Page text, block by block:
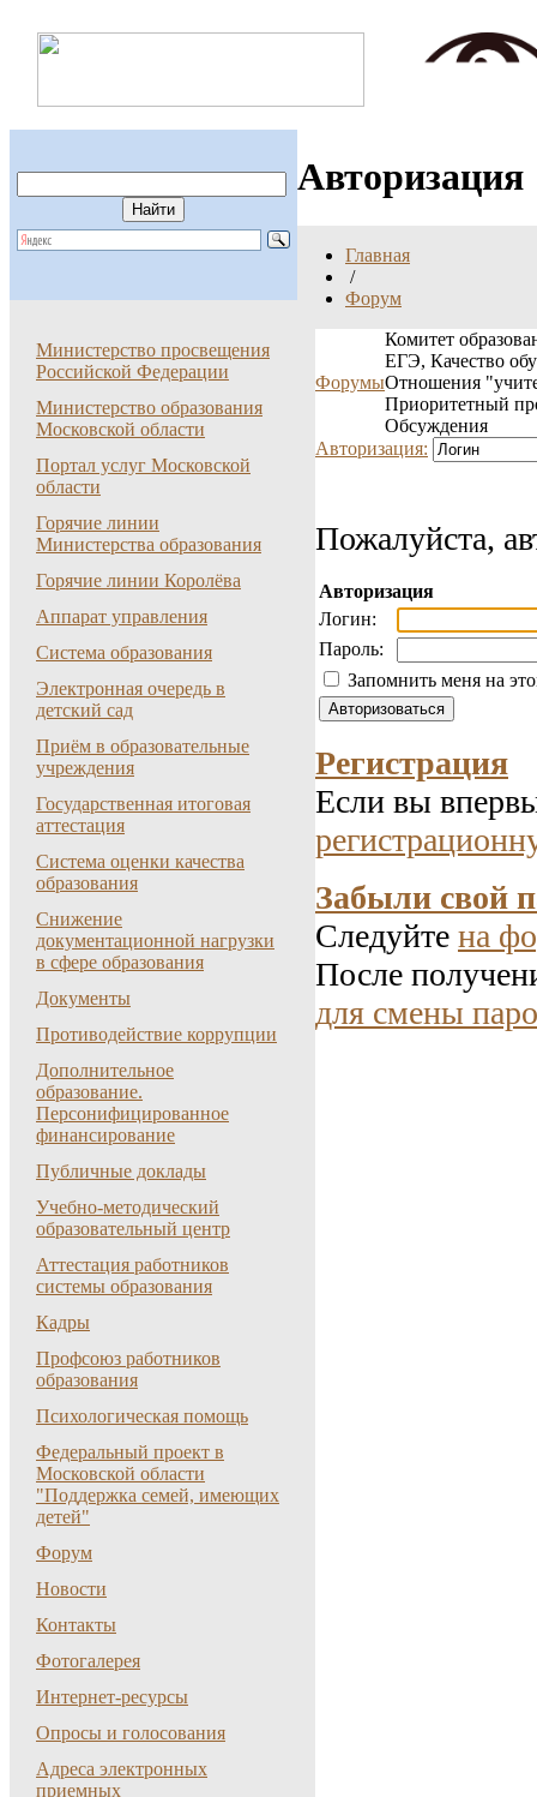
Авторизация
Главная
/
Форум
Министерство просвещения
Российской Федерации
Министерство образования
Московской области
Портал услуг Московской
области
Горячие линии
Министерства образования
Горячие линии Королёва
Аппарат управления
Система образования
Электронная очередь в
детский сад
Приём в образовательные
учреждения
Государственная итоговая
аттестация
Система оценки качества
образования
Снижение
документационной нагрузки
в сфере образования
Документы
Противодействие коррупции
Дополнительное
образование.
Персонифицированное
финансирование
Публичные доклады
Учебно-методический
образовательный центр
Аттестация работников
системы образования
Кадры
Профсоюз работников
образования
Психологическая помощь
Федеральный проект в
Московской области
"Поддержка семей, имеющих
детей"
Форум
Новости
Контакты
Фотогалерея
Интернет-ресурсы
Опросы и голосования
Адреса электронных
приемных
Форумы
Комитет
ЕГЭ, Качество
Отношения
Приоритетный
Обсуждения
Авторизация:
Пожалуйста,
Авторизация
Логин:
Пароль:
Запомнить меня на
Регистрация
Если вы
Забыли свой
Следуйте на
После
для смены